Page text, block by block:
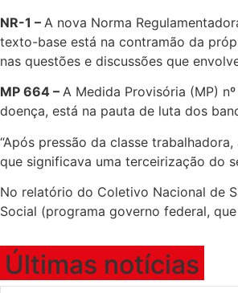
NR-1 – A nova Norma
texto-base está na contramão da
nas questões e discussões que
MP 664 – A Medida Provisória (MP)
doença, está na pauta de luta dos
“Após pressão da classe
que significava uma terceirização do
No relatório do Coletivo Nacional de
Social (programa governo federal,
Últimas notícias